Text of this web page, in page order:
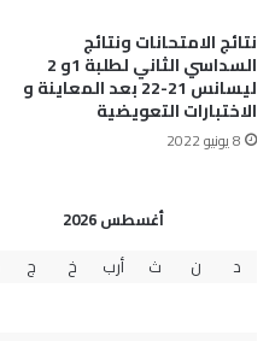
نتائج الامتحانات ونتائج
السداسي الثاني لطلبة 1و 2
ليسانس 21-22 بعد المعاينة و
الاختبارات التعويضية
8 يونيو 2022
أغسطس 2026
د
ن ث أرب خ ج